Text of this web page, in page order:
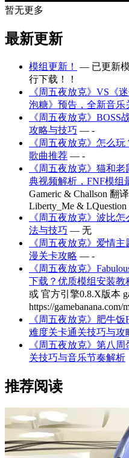
暂无更多
最新更新
模组更新！
— 已更新
行下载！！
《周五夜放克》VS《
泡糖》预告，全新音乐
《周五夜放克》BOSS
攻略与技巧 — -
《周五夜放克》怎么
歌曲推荐 — -
《周五夜放克》猫和
典视频解析，FNF模组
Gameric & Challson 翻
Liberty_Me &
《周五夜放克》波比
法与技巧 — 无
《周五夜放克》爱情
漫关卡攻略 — -
《周五夜放克》
下载？优质模组安装教
或 官方引擎0.8.X版本
https://
《周五夜放克》肥牛
难度关卡通关技巧与攻
《周五夜放克》第八
关技巧与音乐节奏解析
推荐阅读